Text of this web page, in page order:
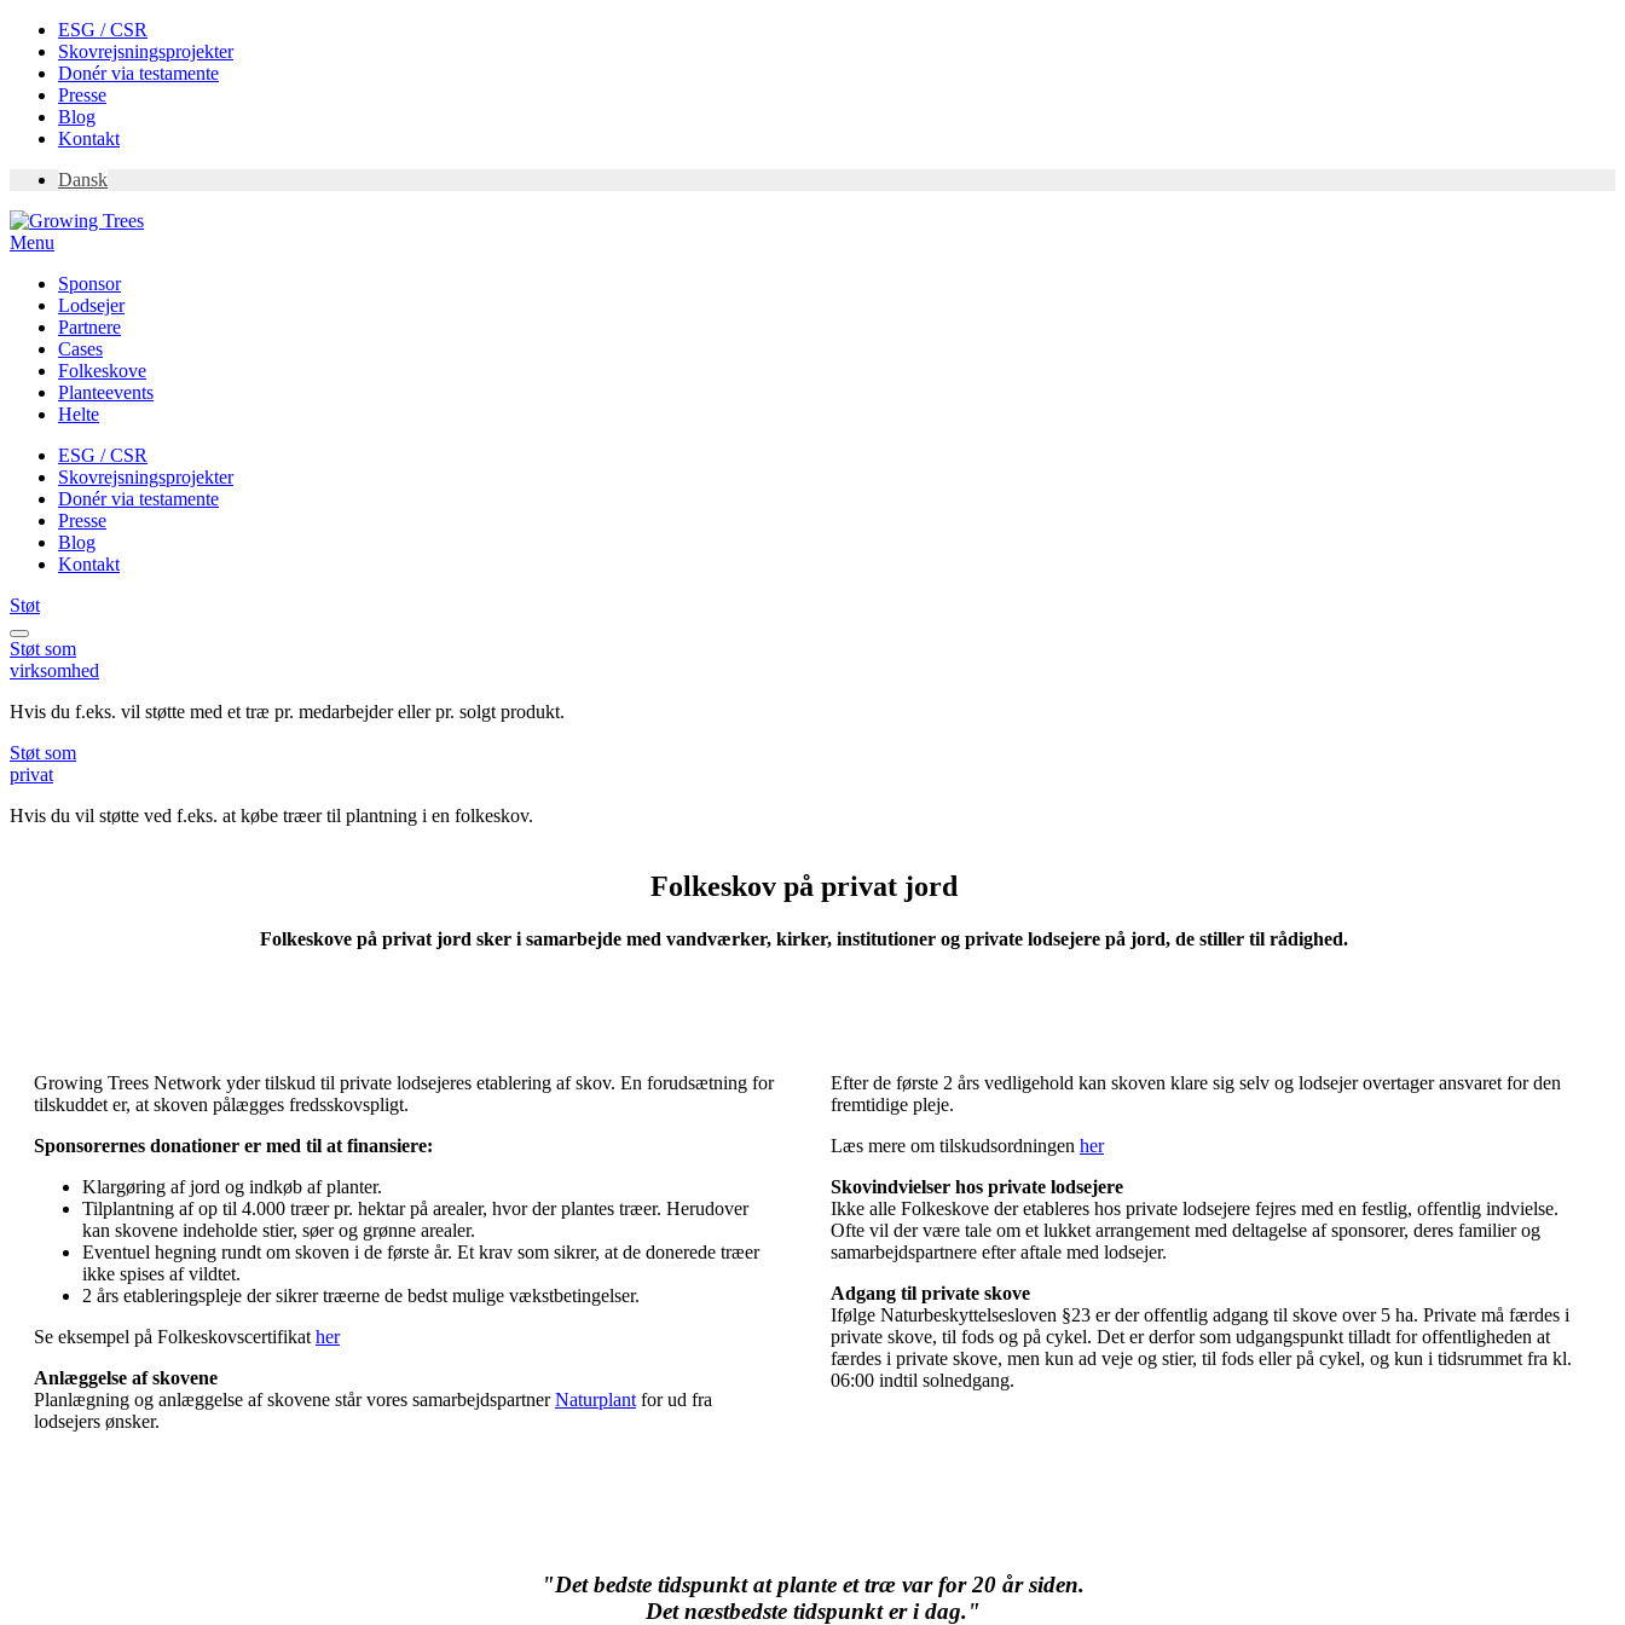
Skip
content
ESG / CSR
Skovrejsningsprojekter
Donér via testamente
Presse
Blog
Kontakt
Dansk
Menu
Sponsor
Lodsejer
Partnere
Cases
Folkeskove
Planteevents
Helte
ESG / CSR
Skovrejsningsprojekter
Donér via testamente
Presse
Blog
Kontakt
Støt
Støt som
virksomhed
Hvis du f.eks. vil støtte med et træ pr. medarbejder eller pr. solgt produkt.
Støt som
privat
Hvis du vil støtte ved f.eks. at købe træer til plantning i en folkeskov.
Folkeskov på privat jord
Folkeskove på privat jord sker i samarbejde med vandværker, kirker, institutioner og private lodsejere på jord, de stiller til rådighed.
Growing Trees Network yder tilskud til private lodsejeres etablering af skov. En forudsætning for
tilskuddet er, at skoven pålægges fredsskovspligt.
Sponsorernes donationer er med til at finansiere:
Klargøring af jord og indkøb af planter.
Tilplantning af op til 4.000 træer pr. hektar på arealer, hvor der plantes træer. Herudover
kan skovene indeholde stier, søer og grønne arealer.
Eventuel hegning rundt om skoven i de første år. Et krav som sikrer, at de donerede træer
ikke spises af vildtet.
2 års etableringspleje der sikrer træerne de bedst mulige vækstbetingelser.
Se eksempel på Folkeskovscertifikather
Anlæggelse af skovene
Planlægning og anlæggelse af skovene står vores samarbejdspartnerNaturplantfor ud fra
lodsejers ønsker.
Efter de første 2 års vedligehold kan skoven klare sig selv og lodsejer overtager ansvaret for den
fremtidige pleje.
Læs mere om tilskudsordningen her
Skovindvielser hos private lodsejere
Ikke alle Folkeskove der etableres hos private lodsejere fejres med en festlig, offentlig indvielse.
Ofte vil der være tale om et lukket arrangement med deltagelse af sponsorer, deres familier og
samarbejdspartnere efter aftale med lodsejer.
Adgang til private skove
Ifølge Naturbeskyttelsesloven §23 er der offentlig adgang til skove over 5 ha. Private må færdes i
private skove, til fods og på cykel. Det er derfor som udgangspunkt tilladt for offentligheden at
færdes i private skove, men kun ad veje og stier, til fods eller på cykel, og kun i tidsrummet fra kl.
06:00 indtil solnedgang.
"Det bedste tidspunkt at plante et træ var for 20 år siden.
Det næstbedste tidspunkt er i dag."